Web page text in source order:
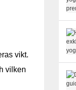
vikt.
vilken